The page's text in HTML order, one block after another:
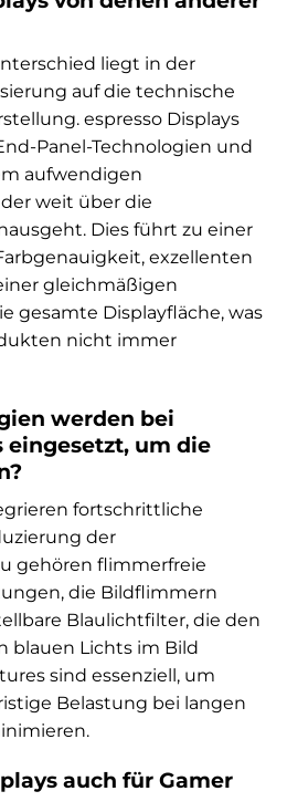
liegt in der
auf die technische
espresso Displays
Panel-Technologien und
aufwendigen
weit über die
Dies führt zu einer
exzellenten
gleichmäßigen
gesamte Displayfläche, was
nicht immer
werden bei
eingesetzt, um die
fortschrittliche
der
gehören flimmerfreie
die Bildflimmern
Blaulichtfilter, die den
blauen Lichts im Bild
sind essenziell, um
Belastung bei langen
auch für Gamer